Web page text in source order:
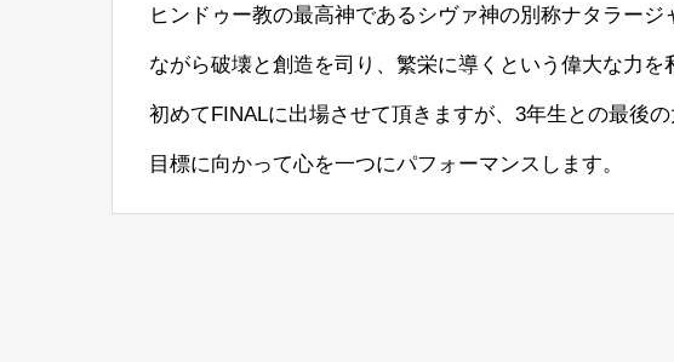
ヒンドゥー教の最高神であるシヴァ神の別称ナタラー
ながら破壊と創造を司り、繁栄に導くという偉大な力を
初めてFINALに出場させて頂きますが、3年生との最後
目標に向かって心を一つにパフォーマンスします。